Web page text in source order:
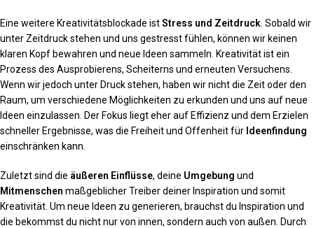
Eine weitere Kreativitätsblockade istStress und Zeitdruck . Sobald wir
unter Zeitdruck stehen und uns gestresst fühlen, können wir keinen
klaren Kopf bewahren und neue Ideen sammeln. Kreativität ist ein
Prozess des Ausprobierens, Scheiterns und erneuten Versuchens.
Wenn wir jedoch unter Druck stehen, haben wir nicht die Zeit oder den
Raum, um verschiedene Möglichkeiten zu erkunden und uns auf neue
Ideen einzulassen. Der Fokus liegt eher auf Effizienz und dem Erzielen
schneller Ergebnisse, was die Freiheit und Offenheit für Ideenfindung
einschränken kann.
Zuletzt sind die äußeren Einflüsse, deine Umgebung und
Mitmenschen maßgeblicher Treiber deiner Inspiration und somit
Kreativität. Um neue Ideen zu generieren, brauchst du Inspiration und
die bekommst du nicht nur von innen, sondern auch von außen. Durch